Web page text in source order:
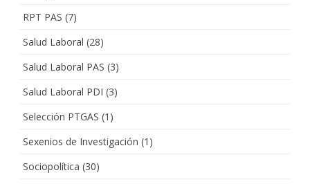
RPT PAS (7)
Salud Laboral (28)
Salud Laboral PAS (3)
Salud Laboral PDI (3)
Selección PTGAS (1)
Sexenios de Investigación (1)
Sociopolítica (30)